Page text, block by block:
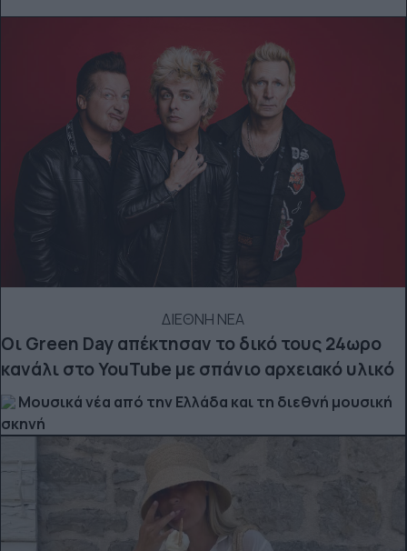
ΔΙΕΘΝΗ ΝΕΑ
Οι Green Day απέκτησαν το δικό τους 24ωρο
κανάλι στο YouTube με σπάνιο αρχειακό υλικό
Μουσικά νέα από την Ελλάδα και τη διεθνή μουσική
σκηνή